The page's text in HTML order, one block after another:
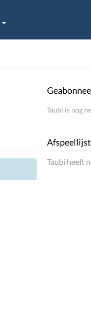
Taubi is nog
Taubi heeft